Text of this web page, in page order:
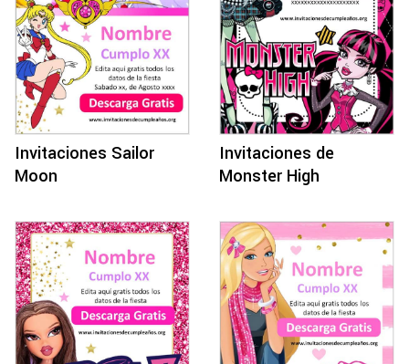
Invitaciones Sailor
Moon
Invitaciones de
Monster High